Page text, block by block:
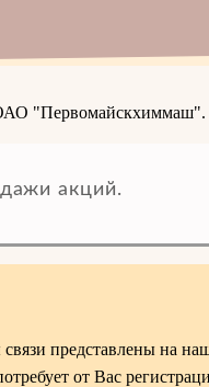
ОАО "Первомайскхиммаш".
акций.
представлены на
от Вас